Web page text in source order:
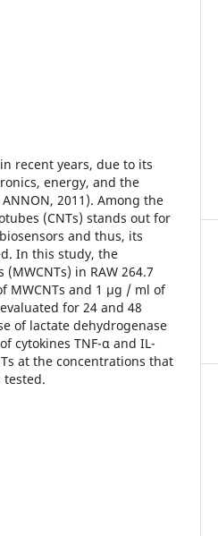
recent years, due to its
energy, and the
2011). Among the
(CNTs) stands out for
and thus, its
In this study, the
in RAW 264.7
MWCNTs and 1 μg / ml of
for 24 and 48
of lactate dehydrogenase
cytokines TNF-α and IL-
at the concentrations that
tested.